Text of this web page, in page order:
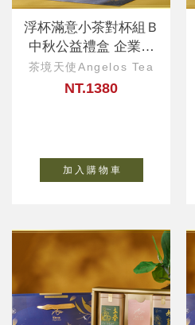
浮杯滿意小茶對杯組Ｂ
中秋公益禮盒 企業客
製、ESG永續好禮
茶境天使Angelos Tea
NT.1380
加 入 購 物 車